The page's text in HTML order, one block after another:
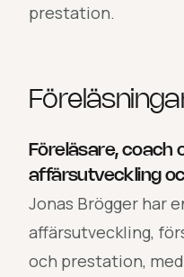
prestation.
Föreläsare, coach
affärsutveckling
Jonas Brögger har
affärsutveckling,
och prestation,